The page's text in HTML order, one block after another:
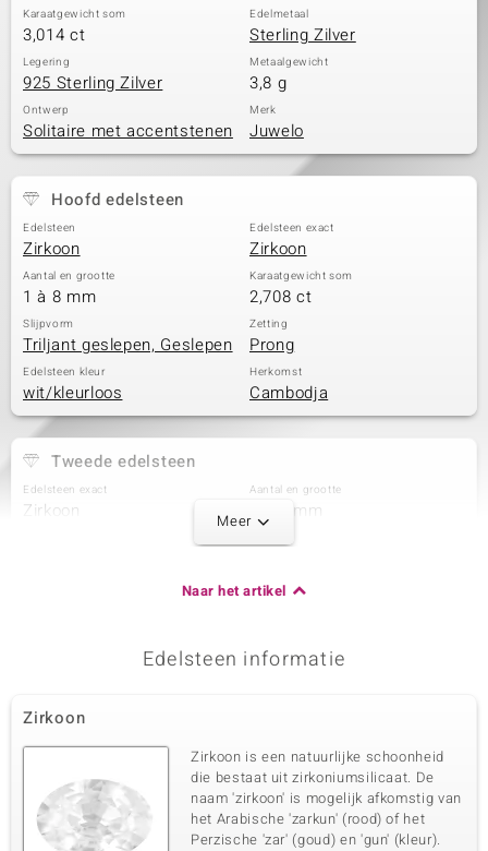
Karaatgewicht som
3,014 ct
Edelmetaal
Sterling Zilver
Legering
925 Sterling Zilver
Metaalgewicht
3,8 g
Ontwerp
Solitaire met accentstenen
Merk
Juwelo
Hoofd edelsteen
Edelsteen
Zirkoon
Edelsteen exact
Zirkoon
Aantal en grootte
1 à 8 mm
Karaatgewicht som
2,708 ct
Slijpvorm
Triljant geslepen, Geslepen
Zetting
Prong
Edelsteen kleur
wit/kleurloos
Herkomst
Cambodja
Tweede edelsteen
Edelsteen exact
Zirkoon
Aantal en grootte
1 à 2 mm
Herkomst
Zirkoon
Karaatgewicht som Slijpvorm
Rond geslepen
Zetting
Prong
Herkomst
Cambodja
Meer
Naar het artikel
Edelsteen informatie
Zirkoon
Zirkoon is een natuurlijke schoonheid
die bestaat uit zirkoniumsilicaat. De
naam 'zirkoon' is mogelijk afkomstig van
het Arabische 'zarkun' (rood) of het
Perzische 'zar' (goud) en 'gun' (kleur).